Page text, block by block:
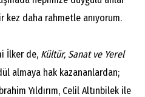
kez daha rahmetle anıyorum.
de, Kültür, Sanat ve Yerel
almaya hak kazananlardan;
Yıldırım, Celil Altınbilek ile